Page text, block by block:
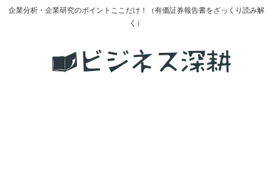
企業分析・企業研究のポイントここだけ！（有価証券報告書をざっくり読み解
く）